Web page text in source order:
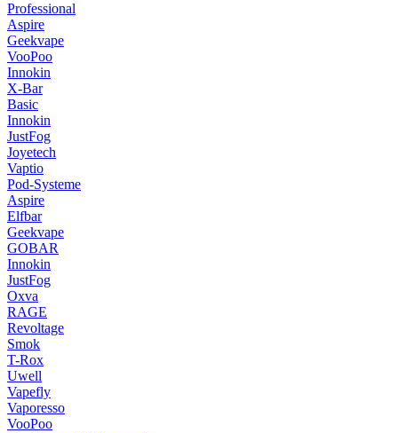
Professional
Aspire
Geekvape
VooPoo
Innokin
X-Bar
Basic
Innokin
JustFog
Joyetech
Vaptio
Pod-Systeme
Aspire
Elfbar
Geekvape
GOBAR
Innokin
JustFog
Oxva
RAGE
Revoltage
Smok
T-Rox
Uwell
Vapefly
Vaporesso
VooPoo